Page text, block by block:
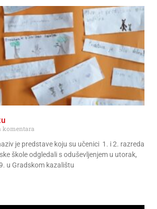
komentara
je predstave koju su učenici 1. i 2. razreda
škole odgledali s oduševljenjem u utorak,
u Gradskom kazalištu